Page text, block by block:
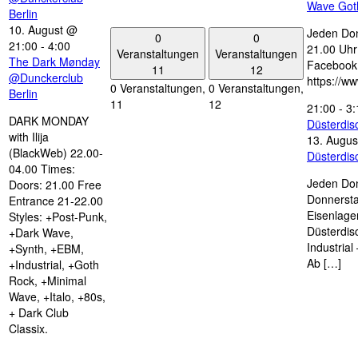
Berlin
10. August @
21:00 - 4:00
The Dark Mønday
@Dunckerclub
Berlin
DARK MONDAY
with Ilija
(BlackWeb) 22.00-
04.00 Times:
Doors: 21.00 Free
Entrance 21-22.00
Styles: +Post-Punk,
+Dark Wave,
+Synth, +EBM,
+Industrial, +Goth
Rock, +Minimal
Wave, +Italo, +80s,
+ Dark Club
Classix.
0
Veranstaltungen
11
0 Veranstaltungen,
11
0
Veranstaltungen
12
0 Veranstaltungen,
12
Wave
Jeden
21.00
https://
21:00 -
13.
Jeden
Industrial
Ab […]